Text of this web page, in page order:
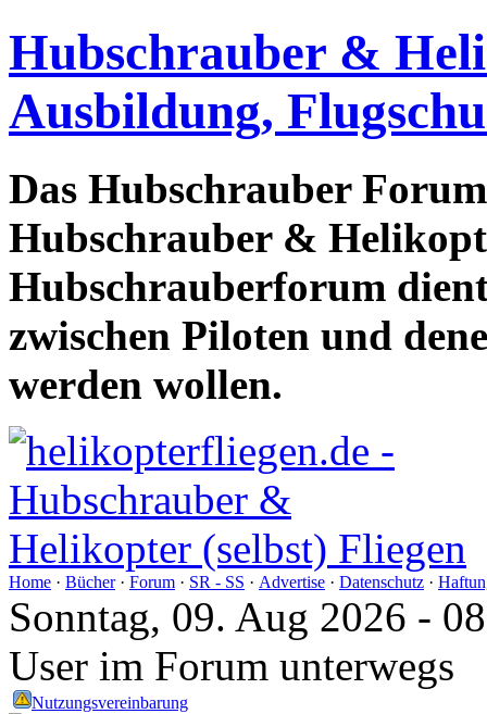
Hubschrauber &
Ausbildung,
Das Hubschrauber
Hubschrauber &
Hubschrauberforum
zwischen Piloten und
werden wollen.
Home · Bücher· Forum · SR - SS · Advertise · Datenschutz ·
Sonntag, 09. Aug 2026 -
User im Forum unterwegs
Nutzungsvereinbarung